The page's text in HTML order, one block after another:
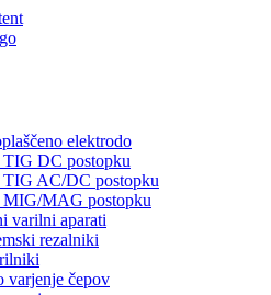
elektrodo
TIG DC postopku
TIG AC/DC postopku
MIG/MAG postopku
varilni aparati
rezalniki
varjenje čepov